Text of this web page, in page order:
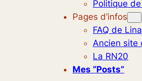
Politique
Pages d’infos
FAQ de
Ancien site
La RN20
Mes “posts”